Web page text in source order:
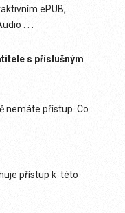
ePUB,
. . .
s příslušným
nemáte přístup. Co
přístup k této